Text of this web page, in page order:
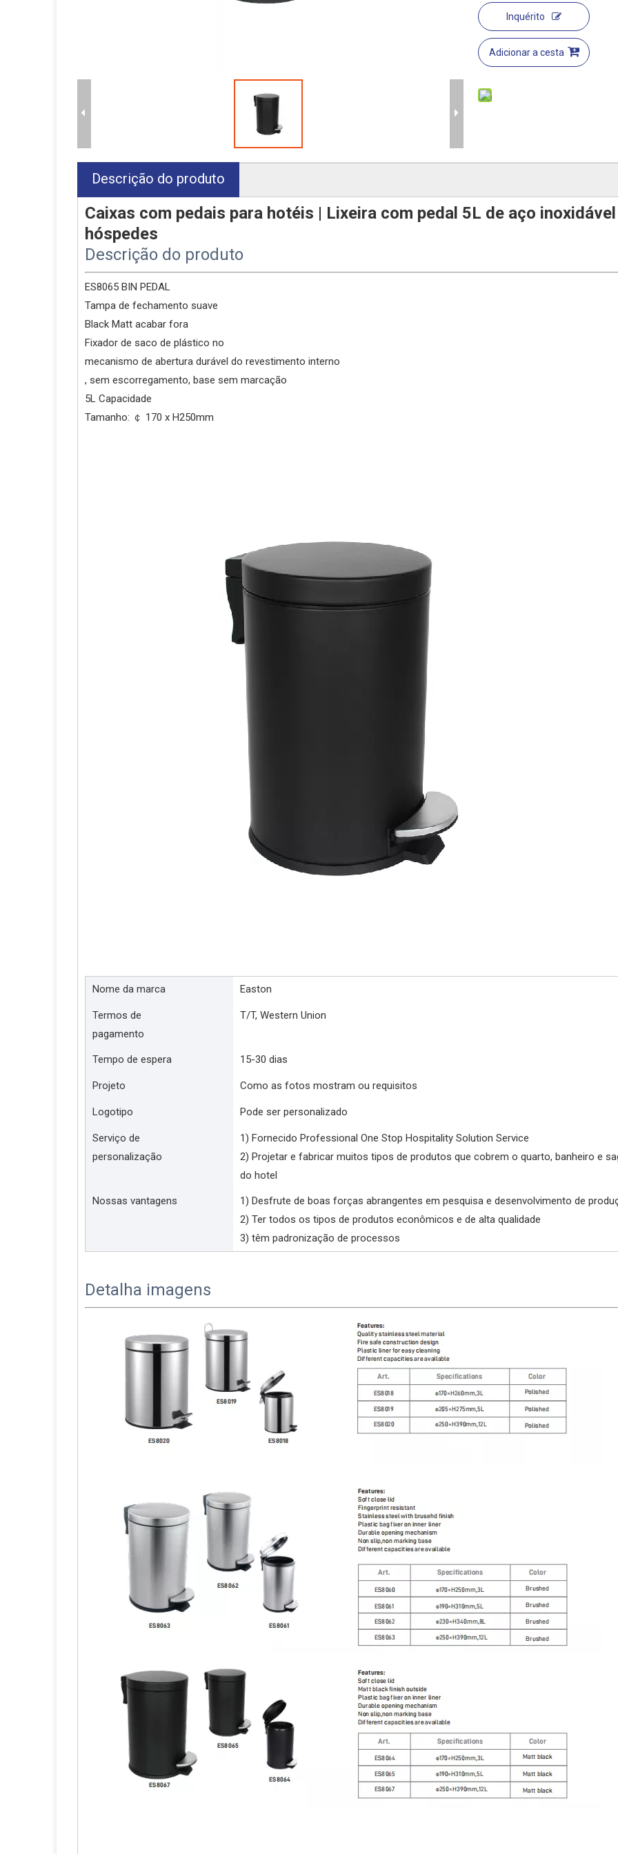
Inquérito
Adicionar a cesta
Descrição do produto
Caixas com pedais para hotéis | Lixeira com pedal 5L de aço
hóspedes
Descrição do produto
ES8065 BIN PEDAL
Tampa de fechamento suave
Black Matt acabar fora
Fixador de saco de plástico no
mecanismo de abertura durável do revestimento interno
, sem escorregamento, base sem marcação
5L Capacidade
Tamanho: ￠ 170 x H250mm
Nome da marca Easton
Termos de
pagamento
T/T, Western Union
Tempo de espera 15-30 dias
Projeto Como as fotos mostram ou requisitos
Logotipo Pode ser personalizado
Serviço de
personalização
1) Fornecido Professional One Stop Hospitality Solution Service
2) Projetar e fabricar muitos tipos de produtos que cobrem o quarto, banheiro e
do hotel
Nossas vantagens
1) Desfrute de boas forças abrangentes em pesquisa e desenvolvimento de
2) Ter todos os tipos de produtos econômicos e de alta qualidade
3) têm padronização de processos
Detalha imagens